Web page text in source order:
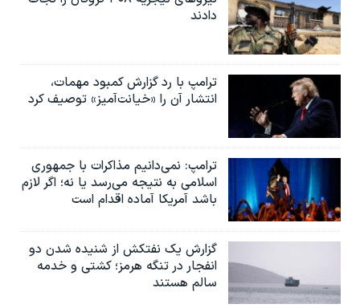
دادند
ترامپ با رد گزارش کمبود مهمات،
انتشار آن را «خیانت‌آمیز» توصیف کرد
ترامپ: نمی‌دانیم مذاکرات با جمهوری
اسلامی به نتیجه می‌رسد یا نه؛ اگر لازم
باشد آمریکا آماده اقدام است
گزارش یک نفتکش از شنیده شدن دو
انفجار در تنگه هرمز؛ کشتی و خدمه
سالم هستند